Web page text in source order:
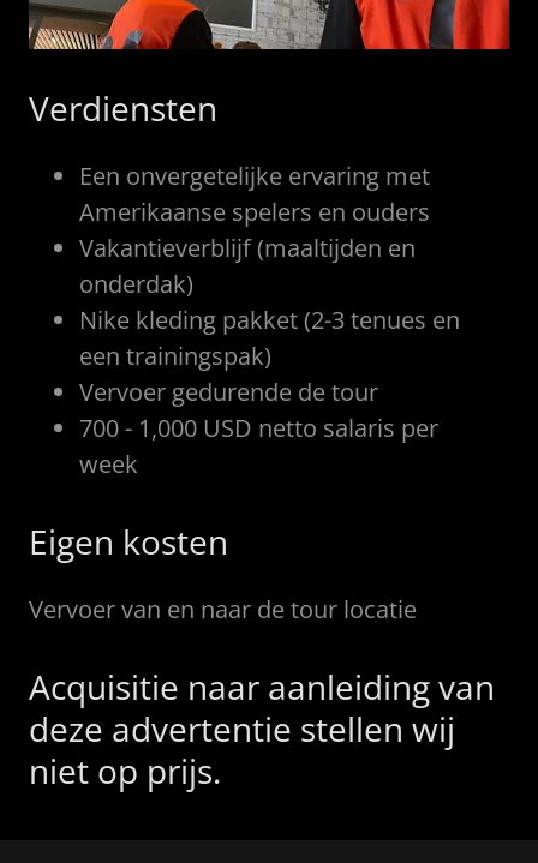
Verdiensten
Een onvergetelijke ervaring met
Amerikaanse spelers en ouders
Vakantieverblijf (maaltijden en
onderdak)
Nike kleding pakket (2-3 tenues en
een trainingspak)
Vervoer gedurende de tour
700 - 1,000 USD netto salaris per
week
Eigen kosten
Vervoer van en naar de tour locatie
Acquisitie naar aanleiding van
deze advertentie stellen wij
niet op prijs.